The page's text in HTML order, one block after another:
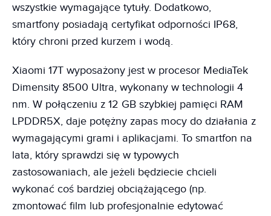
wszystkie wymagające tytuły. Dodatkowo,
smartfony posiadają certyfikat odporności IP68,
który chroni przed kurzem i wodą.
Xiaomi 17T wyposażony jest w procesor MediaTek
Dimensity 8500 Ultra, wykonany w technologii 4
nm. W połączeniu z 12 GB szybkiej pamięci RAM
LPDDR5X, daje potężny zapas mocy do działania z
wymagającymi grami i aplikacjami. To smartfon na
lata, który sprawdzi się w typowych
zastosowaniach, ale jeżeli będziecie chcieli
wykonać coś bardziej obciążającego (np.
zmontować film lub profesjonalnie edytować